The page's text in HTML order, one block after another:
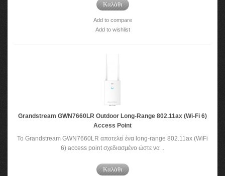
Καλάθι
Add to compare
Add to wishlist
Grandstream GWN7660LR Outdoor Long-Range 802.11ax (Wi-Fi 6)
Access Point
To Grandstream GWN7660LR αποτελεί ένα long-range 802.11ax (WiFi
6) access point σχεδιασμένο ώστε να ..
Καλάθι